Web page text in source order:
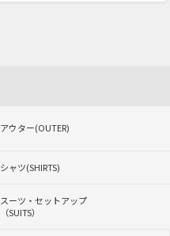
アウター(OUTER)
シャツ(SHIRTS)
スーツ・セットアップ
（SUITS）